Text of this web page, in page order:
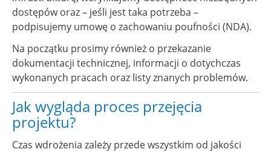
dostępów oraz – jeśli jest taka potrzeba –
podpisujemy umowę o zachowaniu poufności (NDA).
Na początku prosimy również o przekazanie
dokumentacji technicznej, informacji o dotychczas
wykonanych pracach oraz listy znanych problemów.
Jak wygląda proces przejęcia
projektu?
Czas wdrożenia zależy przede wszystkim od jakości